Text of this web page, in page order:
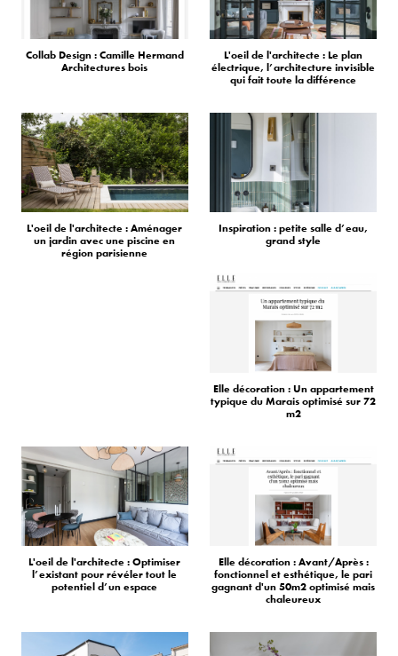
Collab Design : Camille Hermand
Architectures bois
L'oeil de l'architecte : Le plan
électrique, l’architecture invisible
qui fait toute la différence
L'oeil de l'architecte : Aménager
un jardin avec une piscine en
région parisienne
Inspiration : petite salle d’eau,
grand style
Elle décoration : Un appartement
typique du Marais optimisé sur 72
m2
L'oeil de l'architecte : Optimiser
l’existant pour révéler tout le
potentiel d’un espace
Elle décoration : Avant/Après :
fonctionnel et esthétique, le pari
gagnant d'un 50m2 optimisé mais
chaleureux